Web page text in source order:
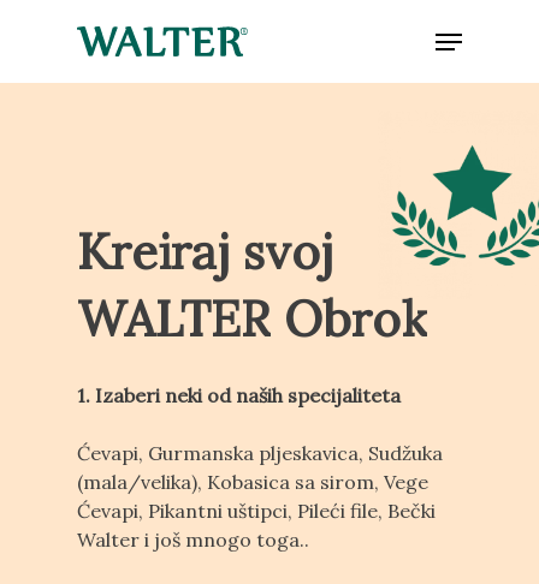
Menu
Kreiraj svoj
WALTER Obrok
1. Izaberi neki od naših specijaliteta
Ćevapi, Gurmanska pljeskavica, Sudžuka
(mala/velika), Kobasica sa sirom, Vege
Ćevapi, Pikantni uštipci, Pileći file, Bečki
Walter i još mnogo toga..